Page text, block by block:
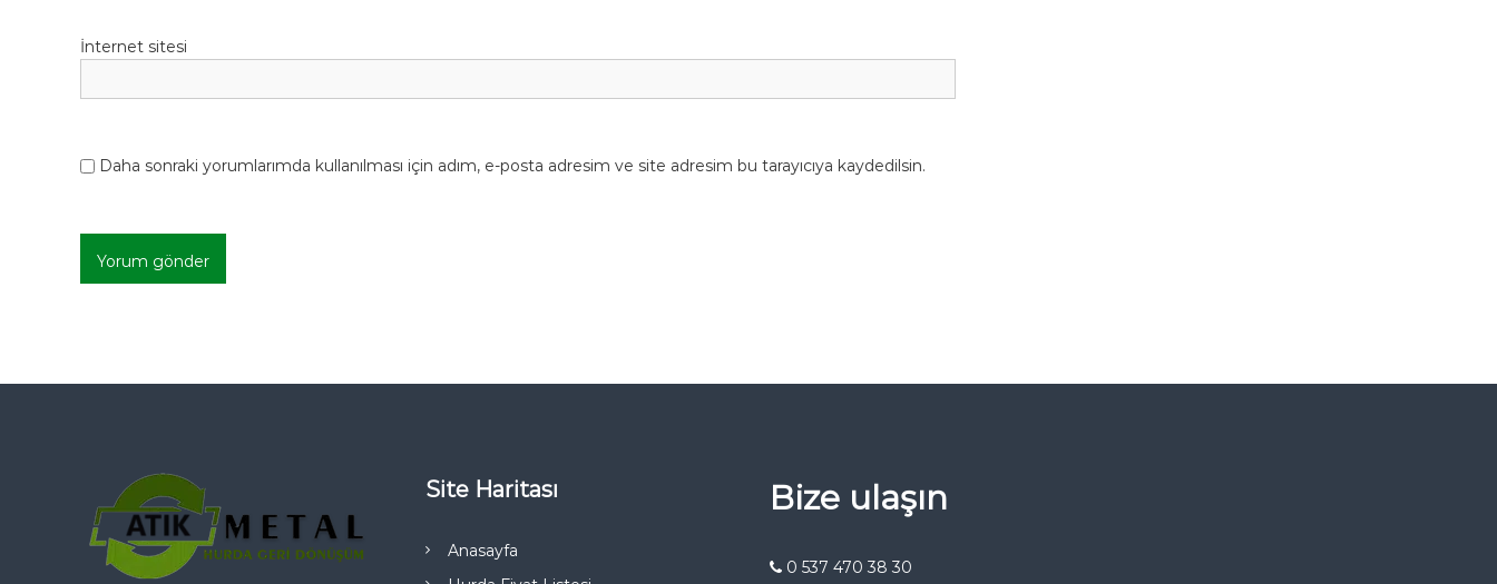
İnternet sitesi
Daha sonraki yorumlarımda kullanılması için adım, e-posta adresim ve site adresim bu tarayıcıya kaydedilsin.
Site Haritası
Anasayfa
Bize ulaşın
0 537 470 38 30